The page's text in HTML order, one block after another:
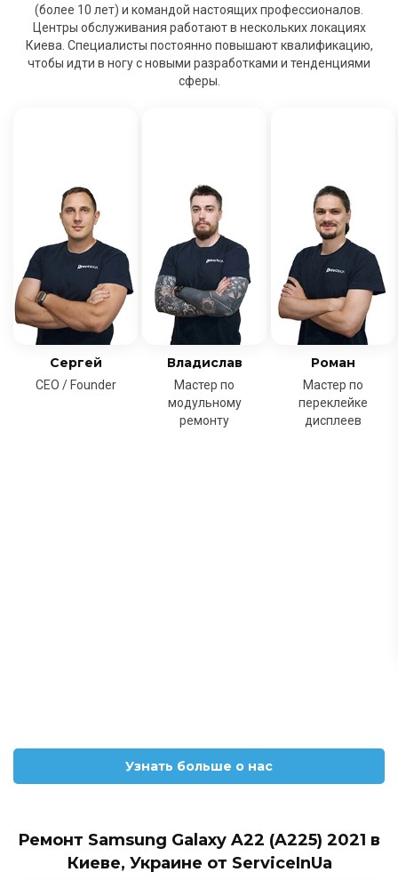
(более 10 лет) и командой настоящих профессионалов.
Центры обслуживания работают в нескольких локациях
Киева. Специалисты постоянно повышают квалификацию,
чтобы идти в ногу с новыми разработками и тенденциями
сферы.
Сергей
CEO / Founder
Владислав
Мастер по
модульному
ремонту
Роман
Мастер по
переклейке
дисплеев
Узнать больше о нас
Ремонт Samsung Galaxy A22 (A225) 2021 в
Киеве, Украине от ServiceInUa